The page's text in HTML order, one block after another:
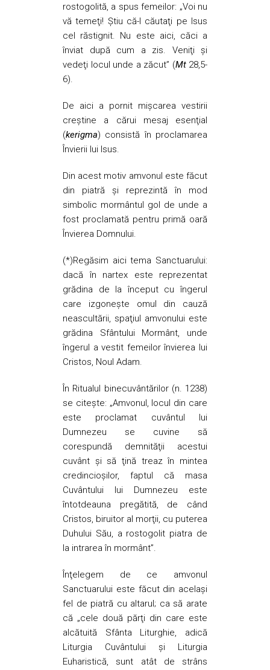
rostogolită, a spus femeilor: „Voi nu
vă temeţi! Ştiu că-l căutaţi pe Isus
cel răstignit. Nu este aici, căci a
înviat după cum a zis. Veniţi şi
vedeţi locul unde a zăcut” (Mt28,5-
6).
De aici a pornit mişcarea vestirii
creştine a cărui mesaj esenţial
(kerigma) consistă în proclamarea
Învierii lui Isus.
Din acest motiv amvonul este făcut
din piatră şi reprezintă în mod
simbolic mormântul gol de unde a
fost proclamată pentru primă oară
Învierea Domnului.
(*)Regăsim aici tema Sanctuarului:
dacă în nartex este reprezentat
grădina de la început cu îngerul
care izgonește omul din cauză
neascultării, spaţiul amvonului este
grădina Sfântului Mormânt, unde
îngerul a vestit femeilor învierea lui
Cristos, Noul Adam.
În Ritualul binecuvântărilor (n. 1238)
se citește: „Amvonul, locul din care
este proclamat cuvântul lui
Dumnezeu se cuvine să
corespundă demnităţii acestui
cuvânt şi să ţină treaz în mintea
credincioşilor, faptul că masa
Cuvântului lui Dumnezeu este
întotdeauna pregătită, de când
Cristos, biruitor al morţii, cu puterea
Duhului Său, a rostogolit piatra de
la intrarea în mormânt”.
Înţelegem de ce amvonul
Sanctuarului este făcut din acelaşi
fel de piatră cu altarul; ca să arate
că „cele două părţi din care este
alcătuită Sfânta Liturghie, adică
Liturgia Cuvântului şi Liturgia
Euharistică, sunt atât de strâns